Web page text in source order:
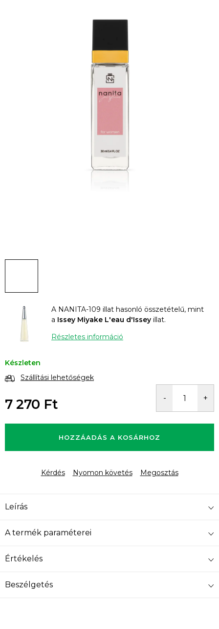
A NANITA-109 illat hasonló összetételű, mint
a Issey Miyake L'eau d'Issey illat.
Részletes információ
Készleten
Szállítási lehetőségek
7 270 Ft
HOZZÁADÁS A KOSÁRHOZ
Kérdés Nyomon követés Megosztás
Leírás
A termék paraméterei
Értékelés
Beszélgetés